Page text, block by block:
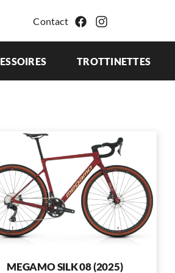
Contact
TROTTINETTES
MEGAMO SILK 08 (2025)